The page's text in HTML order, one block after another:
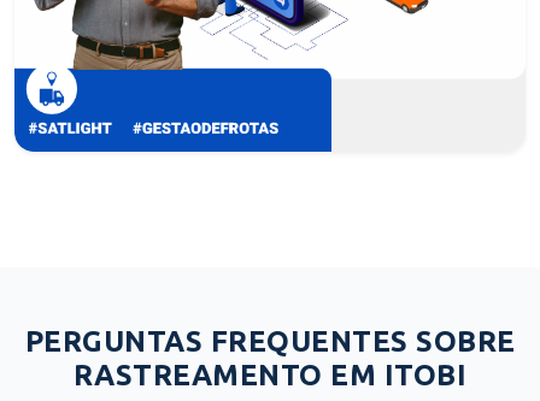
PERGUNTAS FREQUENTES SOBRE
RASTREAMENTO EM ITOBI